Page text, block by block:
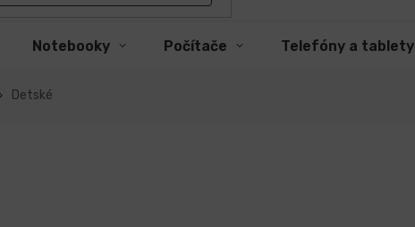
Notebooky Počítače Telefóny a tablety
Detské